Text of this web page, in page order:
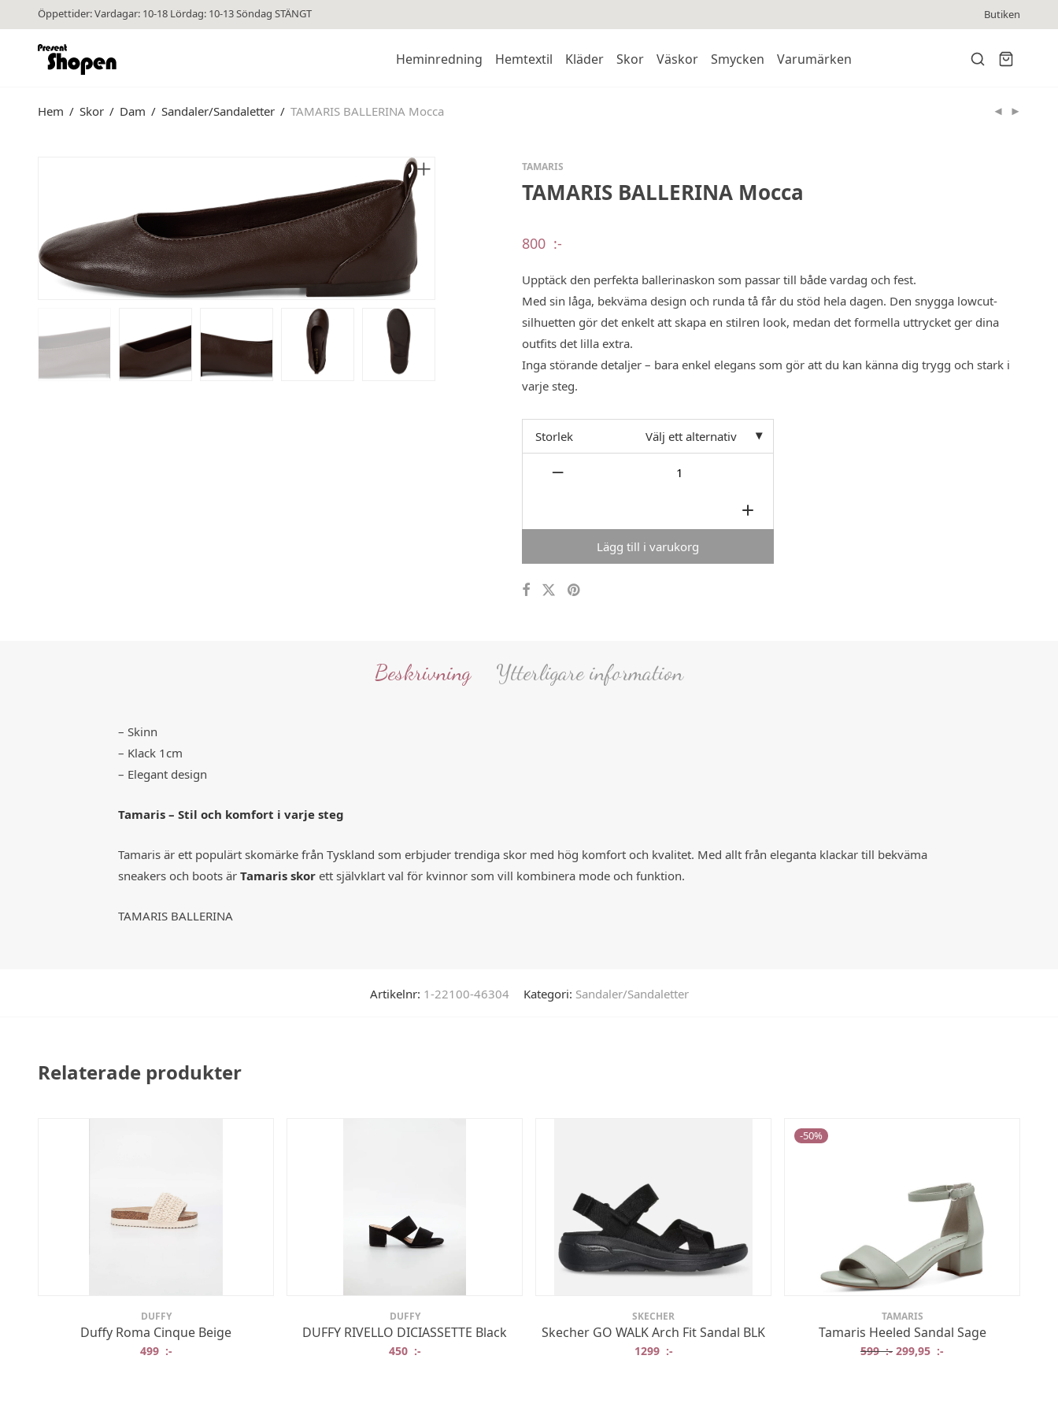
Öppettider: Vardagar: 10-18 Lördag: 10-13 Söndag STÄNGT Butiken
Heminredning Hemtextil Kläder Skor Väskor Smycken Varumärken
Hem / Skor / Dam / Sandaler/Sandaletter / TAMARIS BALLERINA Mocca
TAMARIS
TAMARIS BALLERINA Mocca
800 :-
Upptäck den perfekta ballerinaskon som passar till både vardag och fest.
Med sin låga, bekväma design och runda tå får du stöd hela dagen. Den snygga lowcut-
silhuetten gör det enkelt att skapa en stilren look, medan det formella uttrycket ger dina
outfits det lilla extra.
Inga störande detaljer – bara enkel elegans som gör att du kan känna dig trygg och stark i
varje steg.
Storlek Välj ett alternativ
Lägg till i varukorg
Beskrivning Ytterligare information
– Skinn
– Klack 1cm
– Elegant design
Tamaris – Stil och komfort i varje steg
Tamaris är ett populärt skomärke från Tyskland som erbjuder trendiga skor med hög komfort och kvalitet. Med allt från eleganta klackar till bekväma
sneakers och boots är Tamaris skor ett självklart val för kvinnor som vill kombinera mode och funktion.
TAMARIS BALLERINA
Artikelnr: 1-22100-46304 Kategori: Sandaler/Sandaletter
Relaterade produkter
DUFFY
Duffy Roma Cinque Beige
499 :-
DUFFY
DUFFY RIVELLO DICIASSETTE Black
450 :-
SKECHER
Skecher GO WALK Arch Fit Sandal BLK
1299 :-
-50%
TAMARIS
Tamaris Heeled Sandal Sage
599:- Det ursprungliga priset var:
299,95 :-